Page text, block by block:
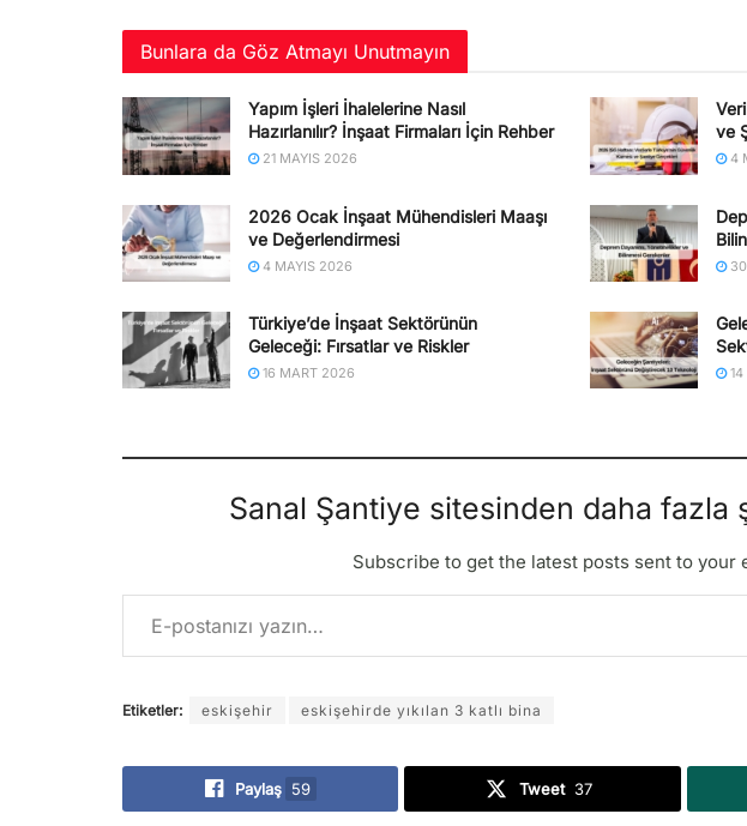
Bunlara da Göz Atmayı Unutmayın
Yapım İşleri İhalelerine Nasıl
Hazırlanılır? İnşaat Firmaları İçin Rehber
21 MAYIS 2026
ve
4
2026 Ocak İnşaat Mühendisleri Maaşı
ve Değerlendirmesi
4 MAYIS 2026 30
Türkiye’de İnşaat Sektörünün
Geleceği: Fırsatlar ve Riskler
16 MART 2026 14
Sanal Şantiye sitesinden daha fazla
Subscribe to get the latest posts sent to your
E-postanızı yazın…
Etiketler: eskişehir eskişehirde yıkılan 3 katlı bina
Paylaş 59 Tweet 37